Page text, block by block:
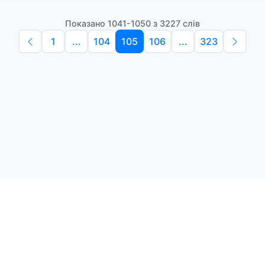
Показано 1041-1050 з 3227 слів
1 ... 104 105 106 ... 323